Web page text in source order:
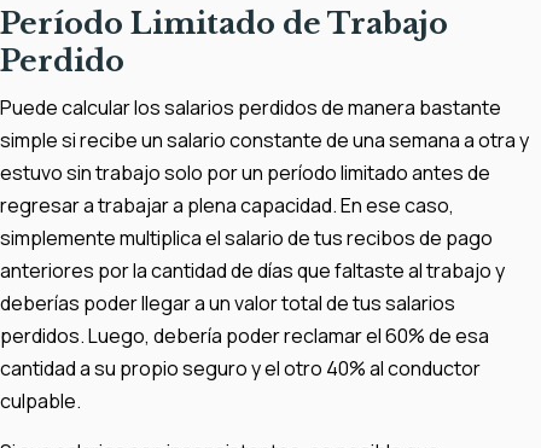
Período Limitado de Trabajo
Perdido
Puede calcular los salarios perdidos de manera bastante
simple si recibe un salario constante de una semana a otra y
estuvo sin trabajo solo por un período limitado antes de
regresar a trabajar a plena capacidad. En ese caso,
simplemente multiplica el salario de tus recibos de pago
anteriores por la cantidad de días que faltaste al trabajo y
deberías poder llegar a un valor total de tus salarios
perdidos. Luego, debería poder reclamar el 60% de esa
cantidad a su propio seguro y el otro 40% al conductor
culpable.